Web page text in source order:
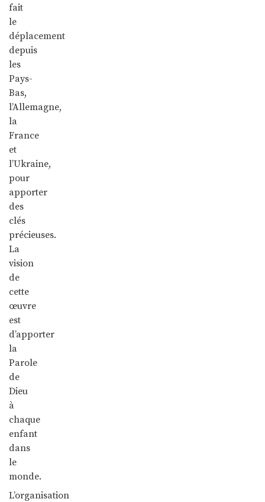
fait
le
déplacement
depuis
les
Pays-
Bas,
l’Allemagne,
la
France
et
l’Ukraine,
pour
apporter
des
clés
précieuses.
La
vision
de
cette
œuvre
est
d’apporter
la
Parole
de
Dieu
à
chaque
enfant
dans
le
monde.
L’organisation